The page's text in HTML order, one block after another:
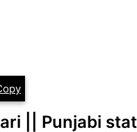
|| Punjabi